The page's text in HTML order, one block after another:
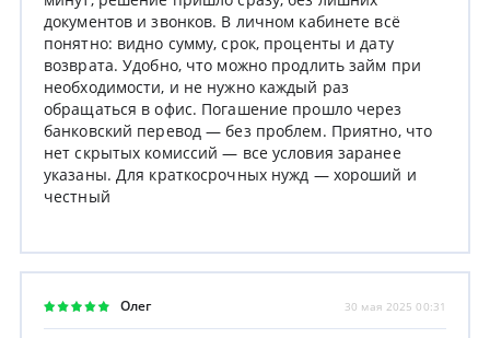
документов и звонков. В личном кабинете всё
понятно: видно сумму, срок, проценты и дату
возврата. Удобно, что можно продлить займ при
необходимости, и не нужно каждый раз
обращаться в офис. Погашение прошло через
банковский перевод — без проблем. Приятно, что
нет скрытых комиссий — все условия заранее
указаны. Для краткосрочных нужд — хороший и
честный
Олег 30 мая 2025 00:31